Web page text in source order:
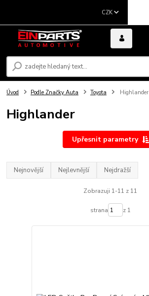
CZK
Úvod Podle Značky Auta Toyota Highlander
Highlander
Upřesnit parametry
Nejnovější Nejlevnější Nejdražší
Zobrazuji 1-11 z 11
strana z 1